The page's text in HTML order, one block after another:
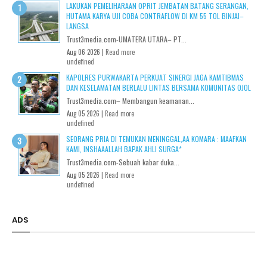
LAKUKAN PEMELIHARAAN OPRIT JEMBATAN BATANG SERANGAN,
HUTAMA KARYA UJI COBA CONTRAFLOW DI KM 55 TOL BINJAI–
LANGSA
Trust3media.com-UMATERA UTARA– PT...
Aug 06 2026 | Read more
undefined
KAPOLRES PURWAKARTA PERKUAT SINERGI JAGA KAMTIBMAS
DAN KESELAMATAN BERLALU LINTAS BERSAMA KOMUNITAS OJOL
Trust3media.com– Membangun keamanan...
Aug 05 2026 | Read more
undefined
SEORANG PRIA DI TEMUKAN MENINGGAL,AA KOMARA : MAAFKAN
KAMI, INSHAAALLAH BAPAK AHLI SURGA*
Trust3media.com-Sebuah kabar duka...
Aug 05 2026 | Read more
undefined
ADS